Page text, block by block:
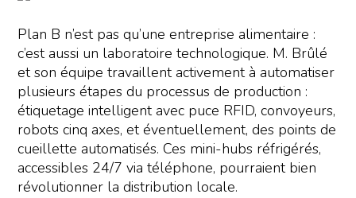
Plan B n’est pas qu’une entreprise alimentaire :
c’est aussi un laboratoire technologique. M. Brûlé
et son équipe travaillent activement à automatiser
plusieurs étapes du processus de production :
étiquetage intelligent avec puce RFID, convoyeurs,
robots cinq axes, et éventuellement, des points de
cueillette automatisés. Ces mini-hubs réfrigérés,
accessibles 24/7 via téléphone, pourraient bien
révolutionner la distribution locale.